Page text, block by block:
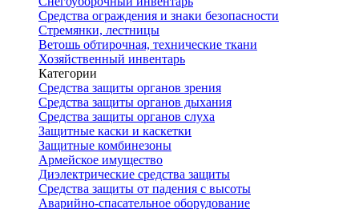
Средства ограждения и знаки безопасности
Стремянки, лестницы
Ветошь обтирочная, технические ткани
Хозяйственный инвентарь
Категории
Средства защиты органов зрения
Средства защиты органов дыхания
Средства защиты органов слуха
Защитные каски и каскетки
Защитные комбинезоны
Армейское имущество
Диэлектрические средства защиты
Средства защиты от падения с высоты
Аварийно-спасательное оборудование